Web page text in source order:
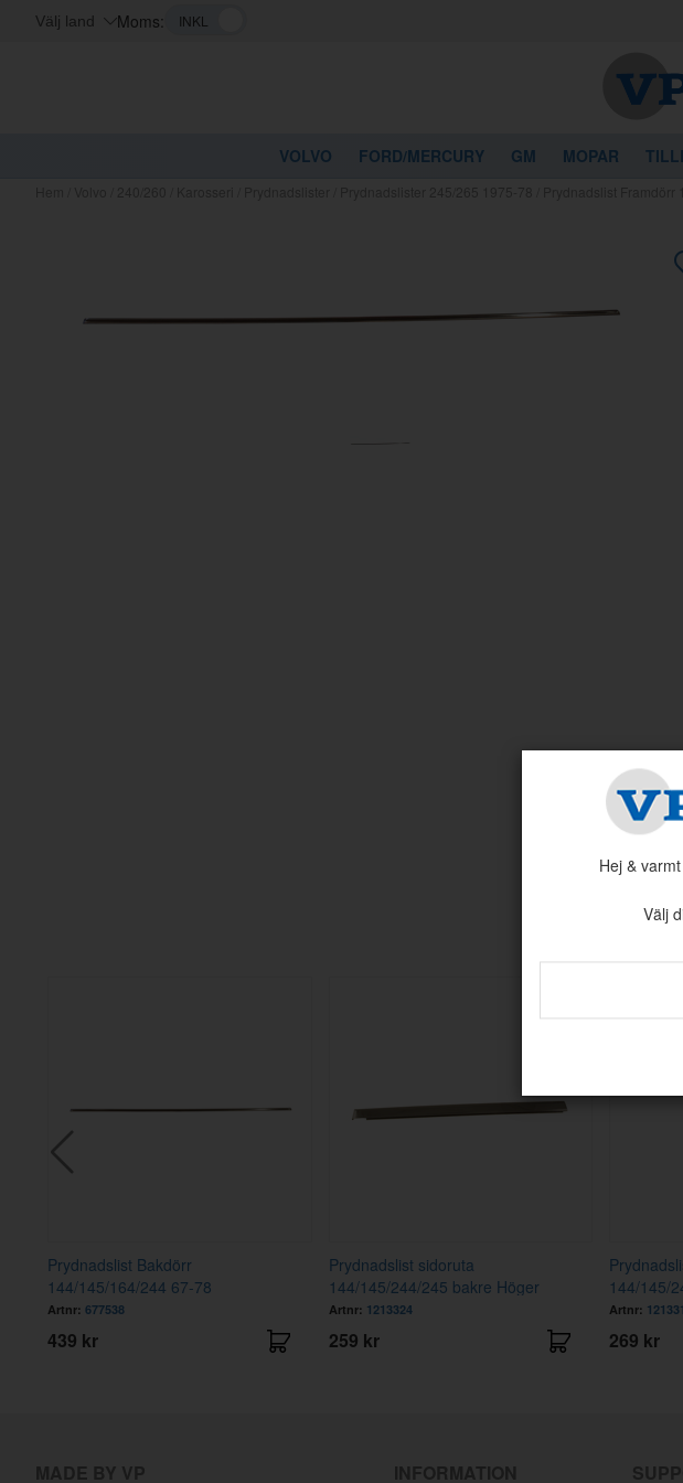
Välj land Moms:
VOLVO FORD/MERCURY GM MOPAR
Kanske någon av
Prydnadslist Bakdörr
144/145/164/244 67-78
Artnr:677538
439 kr
Prydnadslist sidoruta
144/145/244/245 bakre Höger
Artnr: 1213324
259 kr
144/145/
Artnr:
269 kr
Hej &
Välj